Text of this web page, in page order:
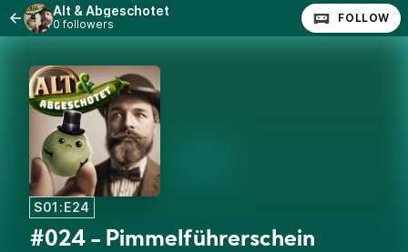
Alt & Abgeschotet
0 followers FOLLOW
S01:E24
#024 - Pimmelführerschein